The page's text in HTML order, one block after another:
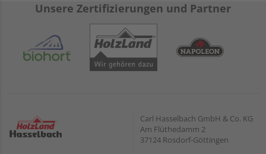
Unsere Zertifizierungen und Partner
Carl Hasselbach GmbH & Co. KG
Am Flüthedamm 2
37124 Rosdorf-Göttingen